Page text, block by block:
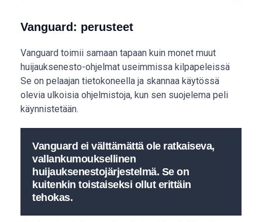
Vanguard: perusteet
Vanguard toimii samaan tapaan kuin monet muut
huijauksenesto-ohjelmat useimmissa kilpapeleissä
Se on pelaajan tietokoneella ja skannaa käytössä
olevia ulkoisia ohjelmistoja, kun sen suojelema peli
käynnistetään.
Vanguard ei välttämättä ole ratkaiseva,
vallankumouksellinen
huijauksenestojärjestelmä. Se on
kuitenkin toistaiseksi ollut erittäin
tehokas.